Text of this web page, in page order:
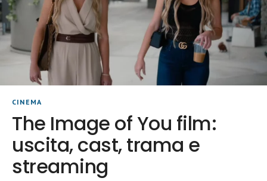
CINEMA
The Image of You film:
uscita, cast, trama e
streaming